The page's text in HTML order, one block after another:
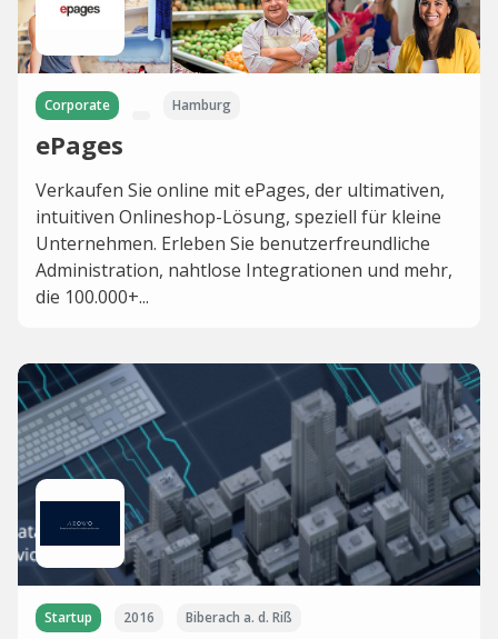
Corporate Hamburg
ePages
Verkaufen Sie online mit ePages, der ultimativen,
intuitiven Onlineshop-Lösung, speziell für kleine
Unternehmen. Erleben Sie benutzerfreundliche
Administration, nahtlose Integrationen und mehr,
die 100.000+...
Startup 2016 Biberach a. d. Riß